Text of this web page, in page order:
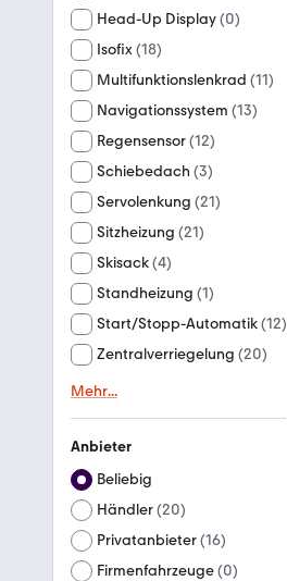
Head-Up Display(0)
Isofix(18)
Multifunktionslenkrad (11)
Navigationssystem (13)
Regensensor(12)
Schiebedach (3)
Servolenkung (21)
Sitzheizung (21)
Skisack(4)
Standheizung (1)
Start/Stopp-Automatik(12)
Zentralverriegelung (20)
Mehr...
Anbieter
Beliebig
Händler(20)
Privatanbieter(16)
Firmenfahrzeuge(0)